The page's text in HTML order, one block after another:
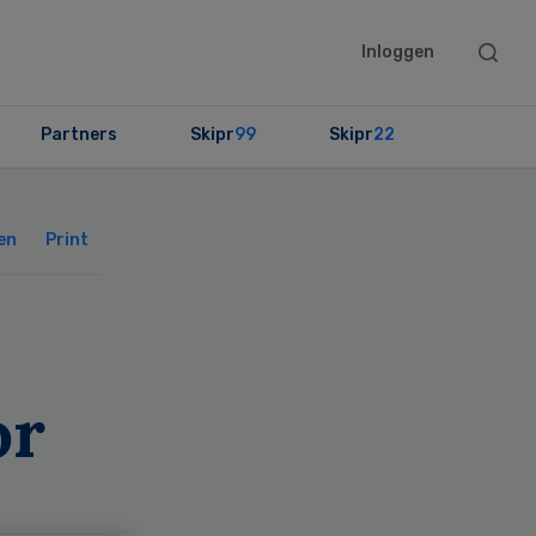
Inloggen
Search
Partners Skipr99 Skipr22
Print